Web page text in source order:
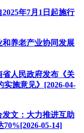
年7月1日起施行
养老产业协同发展
人民政府发布《关
施意见》[2026-04-
发文：大力推进互助
05-14]